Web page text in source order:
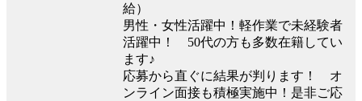
給）
男性・女性活躍中！軽作業で未経験者
活躍中！ 50代の方も多数在籍してい
ます♪
応募から直ぐに結果が判ります！ オ
ンライン面接も積極実施中！是非ご応